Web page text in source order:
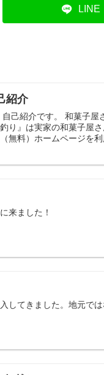
LINE
紹介
自己紹介です。 和菓子
り』は実家の和菓子屋
無料）ホームページを利
来ました！
してきました。地元で